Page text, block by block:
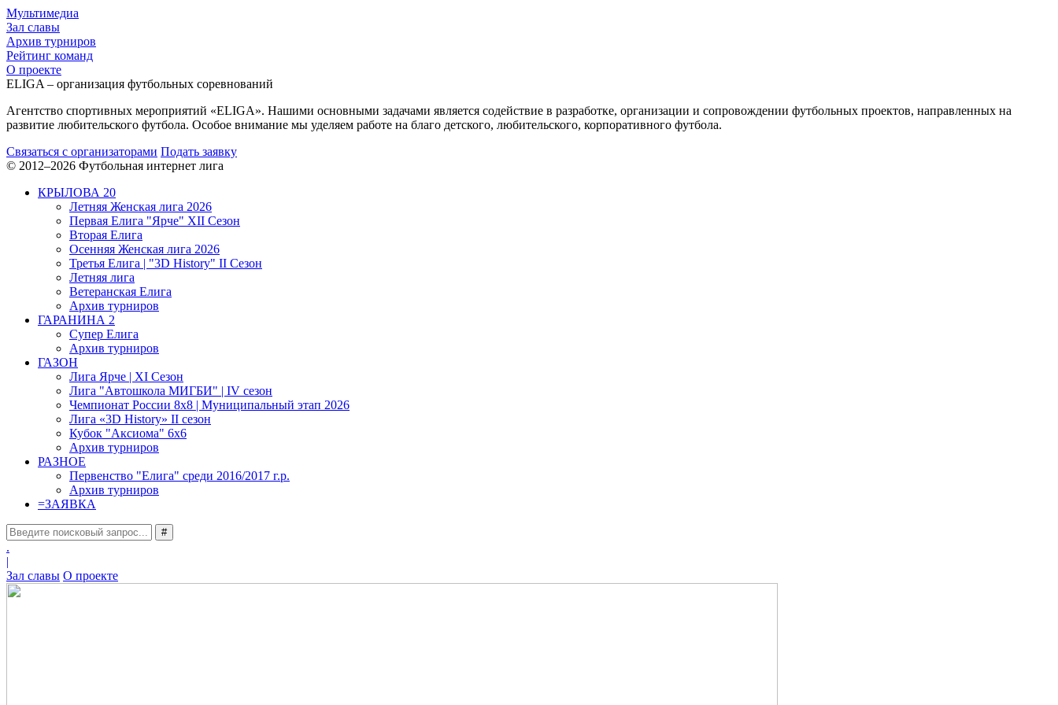
Мультимедиа
Зал славы
Архив турниров
Рейтинг команд
О проекте
ELIGA – организация футбольных соревнований
Агентство спортивных мероприятий «ELIGA». Нашими основными задачами является содействие в разработке, организации и сопровождении футбольных проектов, направленных на
развитие любительского футбола. Особое внимание мы уделяем работе на благо детского, любительского, корпоративного футбола.
Связаться с организаторами Подать заявку
© 2012–2026 Футбольная интернет лига
КРЫЛОВА 20
Летняя Женская лига 2026
Первая Елига "Ярче" XII Сезон
Вторая Елига
Осенняя Женская лига 2026
Третья Елига | "3D History" II Сезон
Летняя лига
Ветеранская Елига
Архив турниров
ГАРАНИНА 2
Супер Елига
Архив турниров
ГАЗОН
Лига Ярче | XI Сезон
Лига "Автошкола МИГБИ" | IV сезон
Чемпионат России 8x8 | Муниципальный этап 2026
Лига «3D History» II сезон
Кубок "Аксиома" 6x6
Архив турниров
РАЗНОЕ
Первенство "Елига" среди 2016/2017 г.р.
Архив турниров
=ЗАЯВКА
#
.
|
Зал славы О проекте